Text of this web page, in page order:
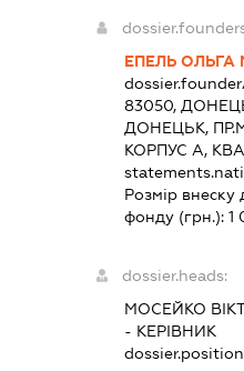
ЕПЕЛЬ ОЛЬГА
83050,
ДОНЕЦЬК,
КОРПУС А,
Розмір внеску
фонду (грн.): 1
dossier.heads:
МОСЕЙКО
- КЕРІВНИК